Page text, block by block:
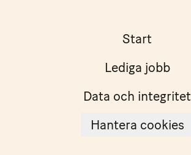
Start
Lediga jobb
Data och integritet
Hantera cookies